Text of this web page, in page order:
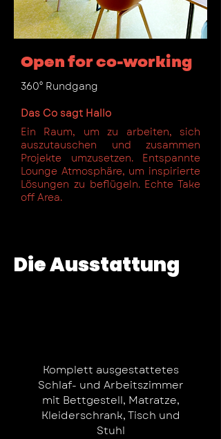
Open for co-working
360° Rundgang
Das Co sagt Hallo
Ein Raum, um zu arbeiten, sich
auszutauschen und zusammen
Projekte umzusetzen. Entspannte
Lounge Atmosphäre, um inspirierte
Lösungen zu beflügeln. Echte Take
off Area.
Die Ausstattung
Komplett ausgestattetes
Schlaf- und Arbeitszimmer
mit Bettgestell, Matratze,
Kleiderschrank, Tisch und
Stuhl